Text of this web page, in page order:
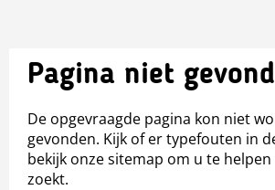
Pagina niet
De opgevraagde pagina kon niet
gevonden. Kijk of er typefouten in
bekijk onze sitemap om u te
zoekt.